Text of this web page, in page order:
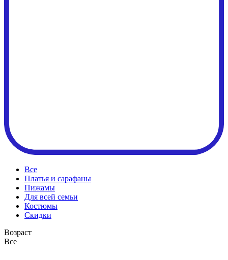
Все
Платья и сарафаны
Пижамы
Для всей семьи
Костюмы
Cкидки
Возраст
Все